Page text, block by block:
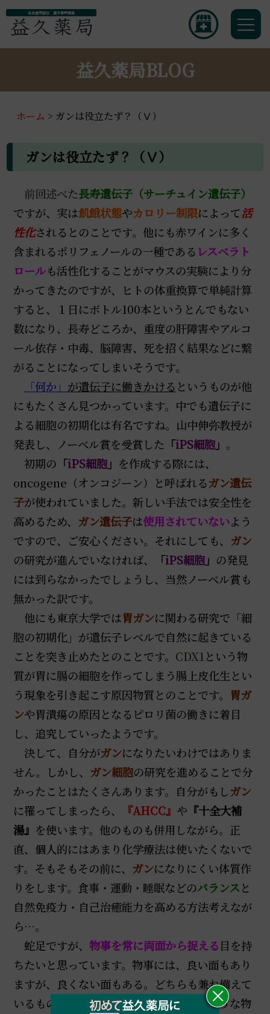
名古屋市緑区 漢方専門薬局
益久薬局BLOG
ホーム > ガンは役立たず？（Ⅴ）
ガンは役立たず？（Ⅴ）
前回述べた長寿遺伝子（サーチュイン遺伝子）
ですが、実は飢餓状態やカロリー制限によって活
性化されるとのことです。他にも赤ワインに多く
含まれるポリフェノールの一種である レスベラト
ロールも活性化することがマウスの実験により分
かってきたのですが、ヒトの体重換算で単純計算
すると、１日にボトル100本というとんでもない
数になり、長寿どころか、重度の肝障害やアルコ
ール依存・中毒、脳障害、死を招く結果などに繋
がることになってしまいそうです。
「何か」 が遺伝子に働きかける というものが他
にもたくさん見つかっています。中でも遺伝子に
よる細胞の初期化は有名ですね。山中伸弥教授が
発表し、ノーベル賞を受賞した 「iPS細胞」 。
初期の 「iPS細胞」 を作成する際には、
oncogene（オンコジーン）と呼ばれるガン遺伝
子が使われていました。新しい手法では安全性を
高めるため、 ガン遺伝子は使用されていないよう
ですので、ご安心ください。それにしても、 ガン
の研究が進んでいなければ、
「iPS細胞」 の発見
には到らなかったでしょうし、当然ノーベル賞も
無かった訳です。
他にも東京大学では胃ガンに関わる研究で「細
胞の初期化」が遺伝子レベルで自然に起きている
ことを突き止めたとのことです。 CDX1という物
質が胃に腸の細胞を作ってしまう腸上皮化生とい
う現象を引き起こす原因物質とのことです。 胃ガ
ンや胃潰瘍の原因となるピロリ菌の働きに着目
し、追究していったようです。
決して、自分がガンになりたいわけではありま
せん。しかし、 ガン細胞の研究を進めることで分
かったことはたくさんあります。自分がもしガン
に罹ってしまったら、
『AHCC』 や 『十全大補
湯』 を使います。他のものも併用しながら。正
直、個人的にはあまり化学療法は使いたくないで
す。そもそもその前に、 ガンになりにくい体質作
りをします。食事・運動・睡眠などのバランスと
自然免疫力・自己治癒能力を高める方法考えなが
ら…。
蛇足ですが、 物事を常に両面から捉える目を持
ちたいと思っています。物事には、良い面もあり
ますが、良くない面もある。どちらも兼ね備えて
いるものが殆どだと思っています。そのような物